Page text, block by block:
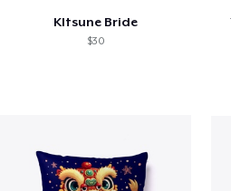
KItsune Bride
$30